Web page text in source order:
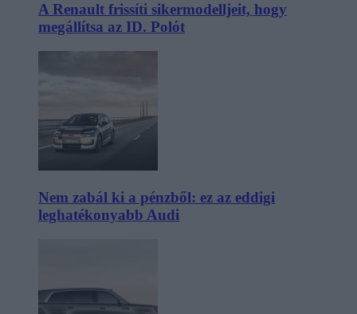
A Renault frissíti sikermodelljeit, hogy
megállítsa az ID. Polót
Nem zabál ki a pénzből: ez az eddigi
leghatékonyabb Audi